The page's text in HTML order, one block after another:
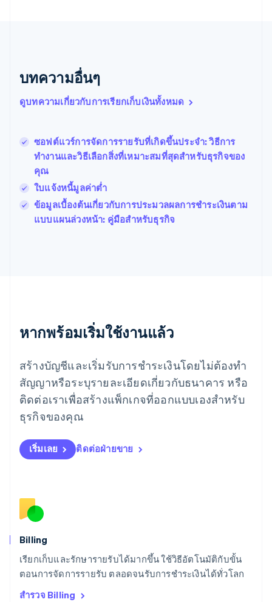
บทความอื่นๆ
ดูบทความเกี่ยวกับการเรียกเก็บเงินทั้งหมด
ซอฟต์แวร์การจัดการรายรับที่เกิดขึ้นประจำ: วิธีการ
ทำงานและวิธีเลือกสิ่งที่เหมาะสมที่สุดสำหรับธุรกิจของ
คุณ
ใบแจ้งหนี้มูลค่าต่ำ
ข้อมูลเบื้องต้นเกี่ยวกับการประมวลผลการชําระเงินตาม
แบบแผนล่วงหน้า: คู่มือสําหรับธุรกิจ
หากพร้อมเริ่มใช้งานแล้ว
สร้างบัญชีและเริ่มรับการชำระเงินโดยไม่ต้องทำ
สัญญาหรือระบุรายละเอียดเกี่ยวกับธนาคาร หรือ
ติดต่อเราเพื่อสร้างแพ็กเกจที่ออกแบบเองสำหรับ
ธุรกิจของคุณ
เริ่มเลย ติดต่อฝ่ายขาย
Billing
เรียกเก็บและรักษารายรับได้มากขึ้น ใช้วิธีอัตโนมัติกับขั้น
ตอนการจัดการรายรับ ตลอดจนรับการชำระเงินได้ทั่วโลก
สำรวจ Billing
NederlandsFrançais
โปรตุเกส
PortuguêsEnglish
ฝรั่งเศส
Français English
ฟินแลนด์
English
มอลตา
English
มาเลเซีย
English
ลักเซมเบิร์ก
ลัตเวีย
English
ลิกเตนสไตน์
DeutschEnglish
ลิทัวเนีย
สเปน
EspañolEnglish
สโลวาเกีย
สวิตเซอร์แลนด์
Deutsch
สวีเดน
Svenska
สหรัฐอเมริกา
EnglishEspañol简体中文
English